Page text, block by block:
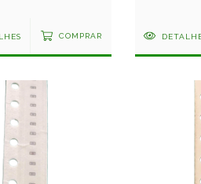
COMPRAR